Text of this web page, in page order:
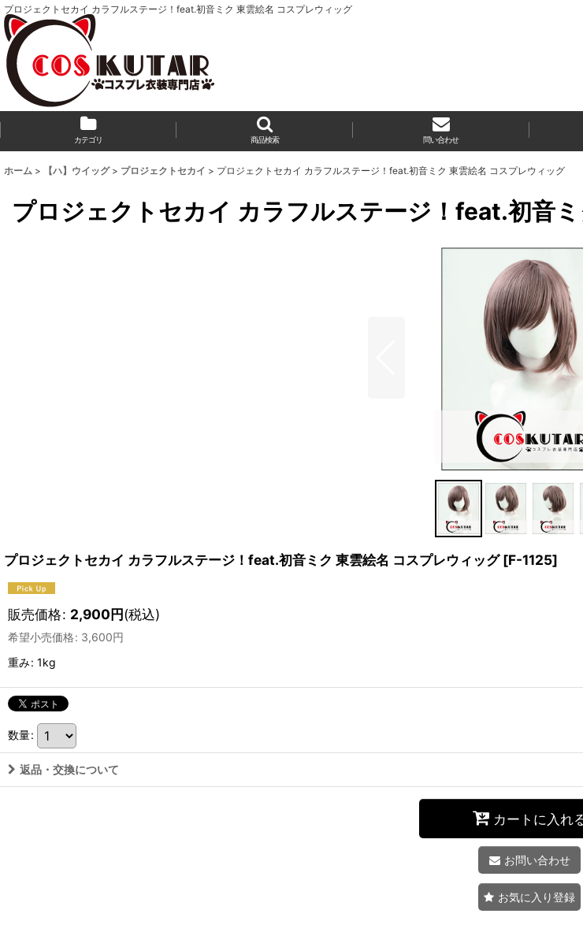
プロジェクトセカイ カラフルステージ！feat.初音ミク 東雲絵名 コスプレウィッグ
カテゴリ 商品検索 問い合わせ
ホーム > 【ハ】ウイッグ > プロジェクトセカイ > プロジェクトセカイ カラフルステージ！feat.初音ミク 東雲絵名 コスプレウィッグ
プロジェクトセカイ カラフルステージ！feat.初音
プロジェクトセカイ カラフルステージ！feat.初音ミク 東雲絵名 コスプレウィッグ [F-1125]
販売価格: 2,900円(税込)
希望小売価格: 3,600円
重み: 1kg
数量:
返品・交換について
カートに入れ
お問い合わせ
お気に入り登録